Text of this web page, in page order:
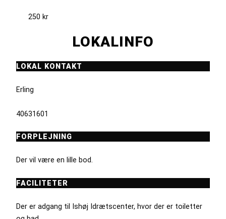
250 kr
LOKALINFO
LOKAL KONTAKT
Erling
40631601
FORPLEJNING
Der vil være en lille bod.
FACILITETER
Der er adgang til Ishøj Idrætscenter, hvor der er toiletter